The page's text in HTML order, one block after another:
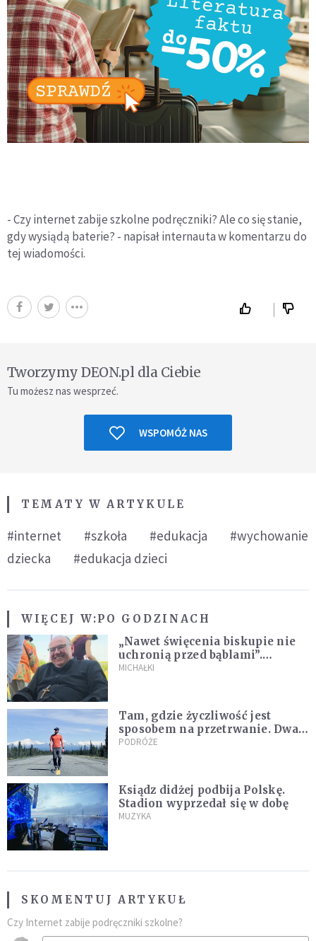
- Czy internet zabije szkolne podręczniki? Ale co się stanie,
gdy wysiądą baterie? - napisał internauta w komentarzu do
tej wiadomości.
Tworzymy DEON.pl dla Ciebie
Tu możesz nas wesprzeć.
WSPOMÓŻ NAS
TEMATY W ARTYKULE
#internet #szkoła #edukacja
#wychowanie
dziecka
#edukacja dzieci
WIĘCEJ W:PO GODZINACH
„Nawet święcenia biskupie nie
uchronią przed bąblami”.
Archidiecezja pokazała
MICHAŁKI
Tam, gdzie życzliwość jest
sposobem na przetrwanie. Dwa
tygodnie na Alasce [REPORTAŻ]
PODRÓŻE
Ksiądz didżej podbija Polskę.
Stadion wyprzedał się w dobę
MUZYKA
SKOMENTUJ ARTYKUŁ
Czy Internet zabije podręczniki szkolne?